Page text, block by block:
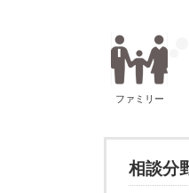
ファミリー
相談分